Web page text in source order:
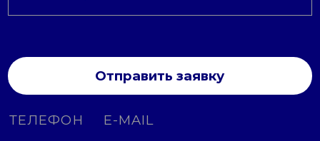
Отправить заявку
ТЕЛЕФОН E-MAIL